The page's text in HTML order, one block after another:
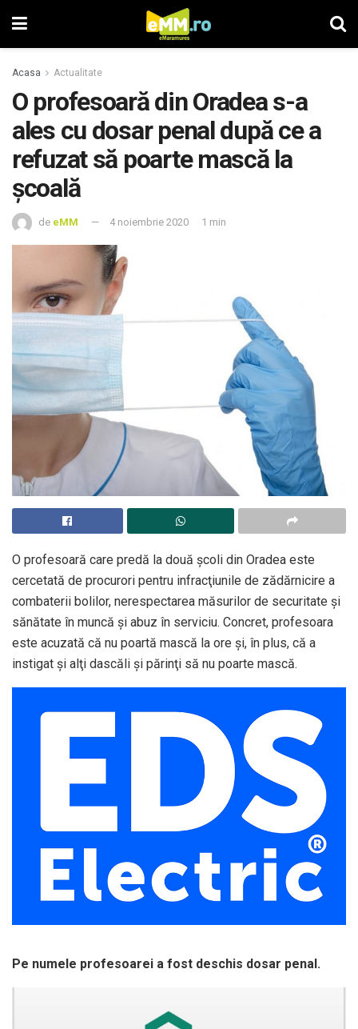
Acasa Actualitate
O profesoară din Oradea s-a
ales cu dosar penal după ce a
refuzat să poarte mască la
şcoală
de eMM 4 noiembrie 2020 1 min
O profesoară care predă la două şcoli din Oradea este
cercetată de procurori pentru infracţiunile de zădărnicire a
combaterii bolilor, nerespectarea măsurilor de securitate şi
sănătate în muncă şi abuz în serviciu. Concret, profesoara
este acuzată că nu poartă mască la ore şi, în plus, că a
instigat şi alţi dascăli şi părinţi să nu poarte mască.
Pe numele profesoarei a fost deschis dosar penal.